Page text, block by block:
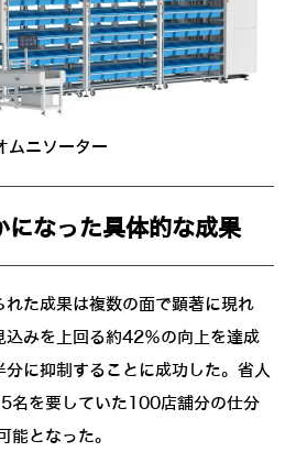
ムニソーター
になった具体的な成果
た成果は複数の面で顕著に現れ
込みを上回る約42％の向上を達成
分に抑制することに成功した。省人
名を要していた100店舗分の仕分
能となった。